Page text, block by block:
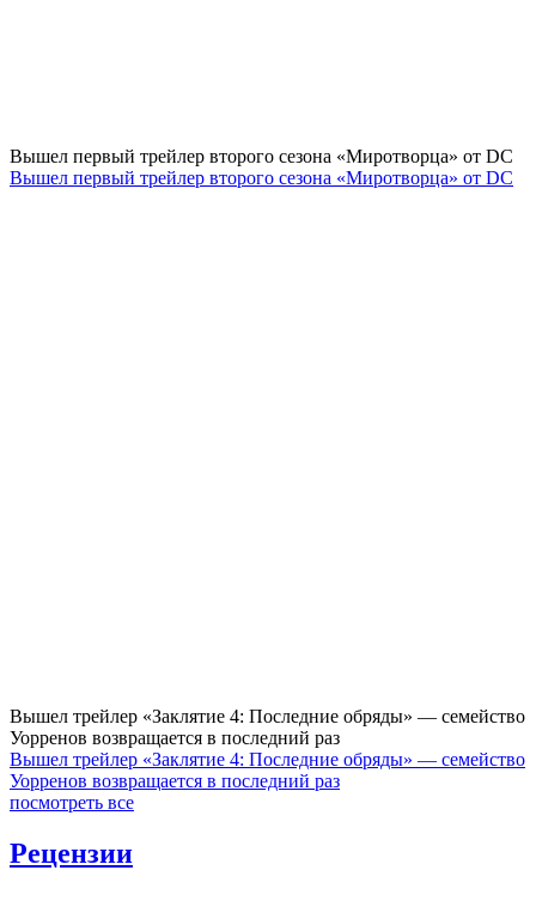
Вышел первый трейлер второго сезона «Миротворца» от DC
Вышел первый трейлер второго сезона «Миротворца» от DC
Вышел трейлер «Заклятие 4: Последние обряды» — семейство
Уорренов возвращается в последний раз
Вышел трейлер «Заклятие 4: Последние обряды» — семейство
Уорренов возвращается в последний раз
посмотреть все
Рецензии